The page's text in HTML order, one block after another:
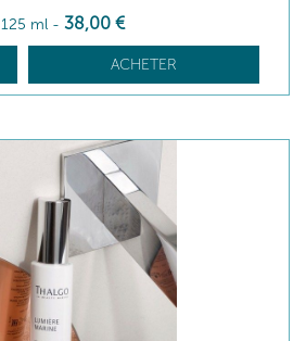
125 ml - 38,00 €
ACHETER